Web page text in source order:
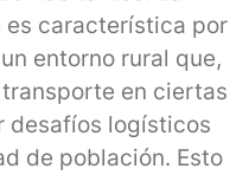
es característica por
entorno rural que,
en ciertas
desafíos logísticos
de población. Esto